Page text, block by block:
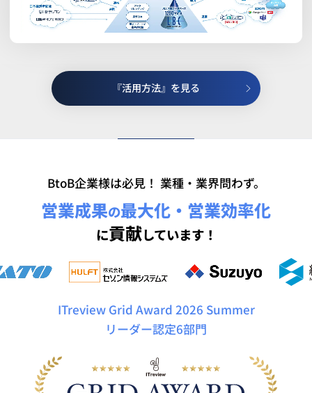
『活用方法』を見る
BtoB企業様は必見！ 業種・業界問わず。
営業成果の最大化・営業効率化
に貢献しています！
ITreview Grid Award 2026 Summer
リーダー認定6部門